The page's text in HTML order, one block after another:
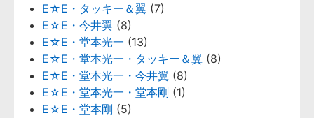
E☆E・タッキー＆翼 (7)
E☆E・今井翼 (8)
E☆E・堂本光一 (13)
E☆E・堂本光一・タッキー＆翼 (8)
E☆E・堂本光一・今井翼 (8)
E☆E・堂本光一・堂本剛 (1)
E☆E・堂本剛 (5)